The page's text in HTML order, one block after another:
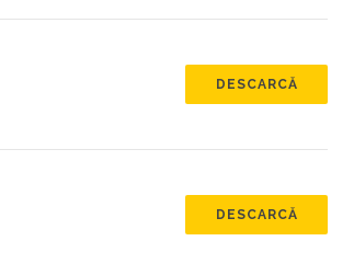
DESCARCĂ
DESCARCĂ